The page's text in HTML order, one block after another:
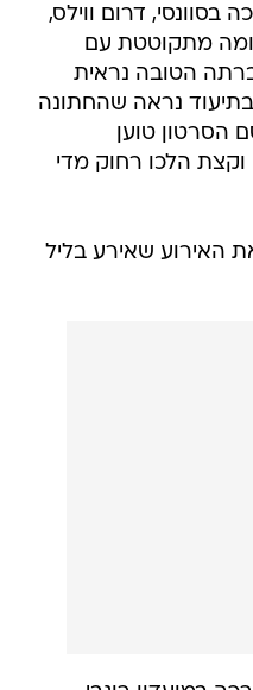
בסוונסי, דרום ווילס,
מתקוטטת עם
הטובה נראית
נראה שהחתונה
הסרטון טוען
וקצת הלכו רחוק מדי
האירוע שאירע בליל